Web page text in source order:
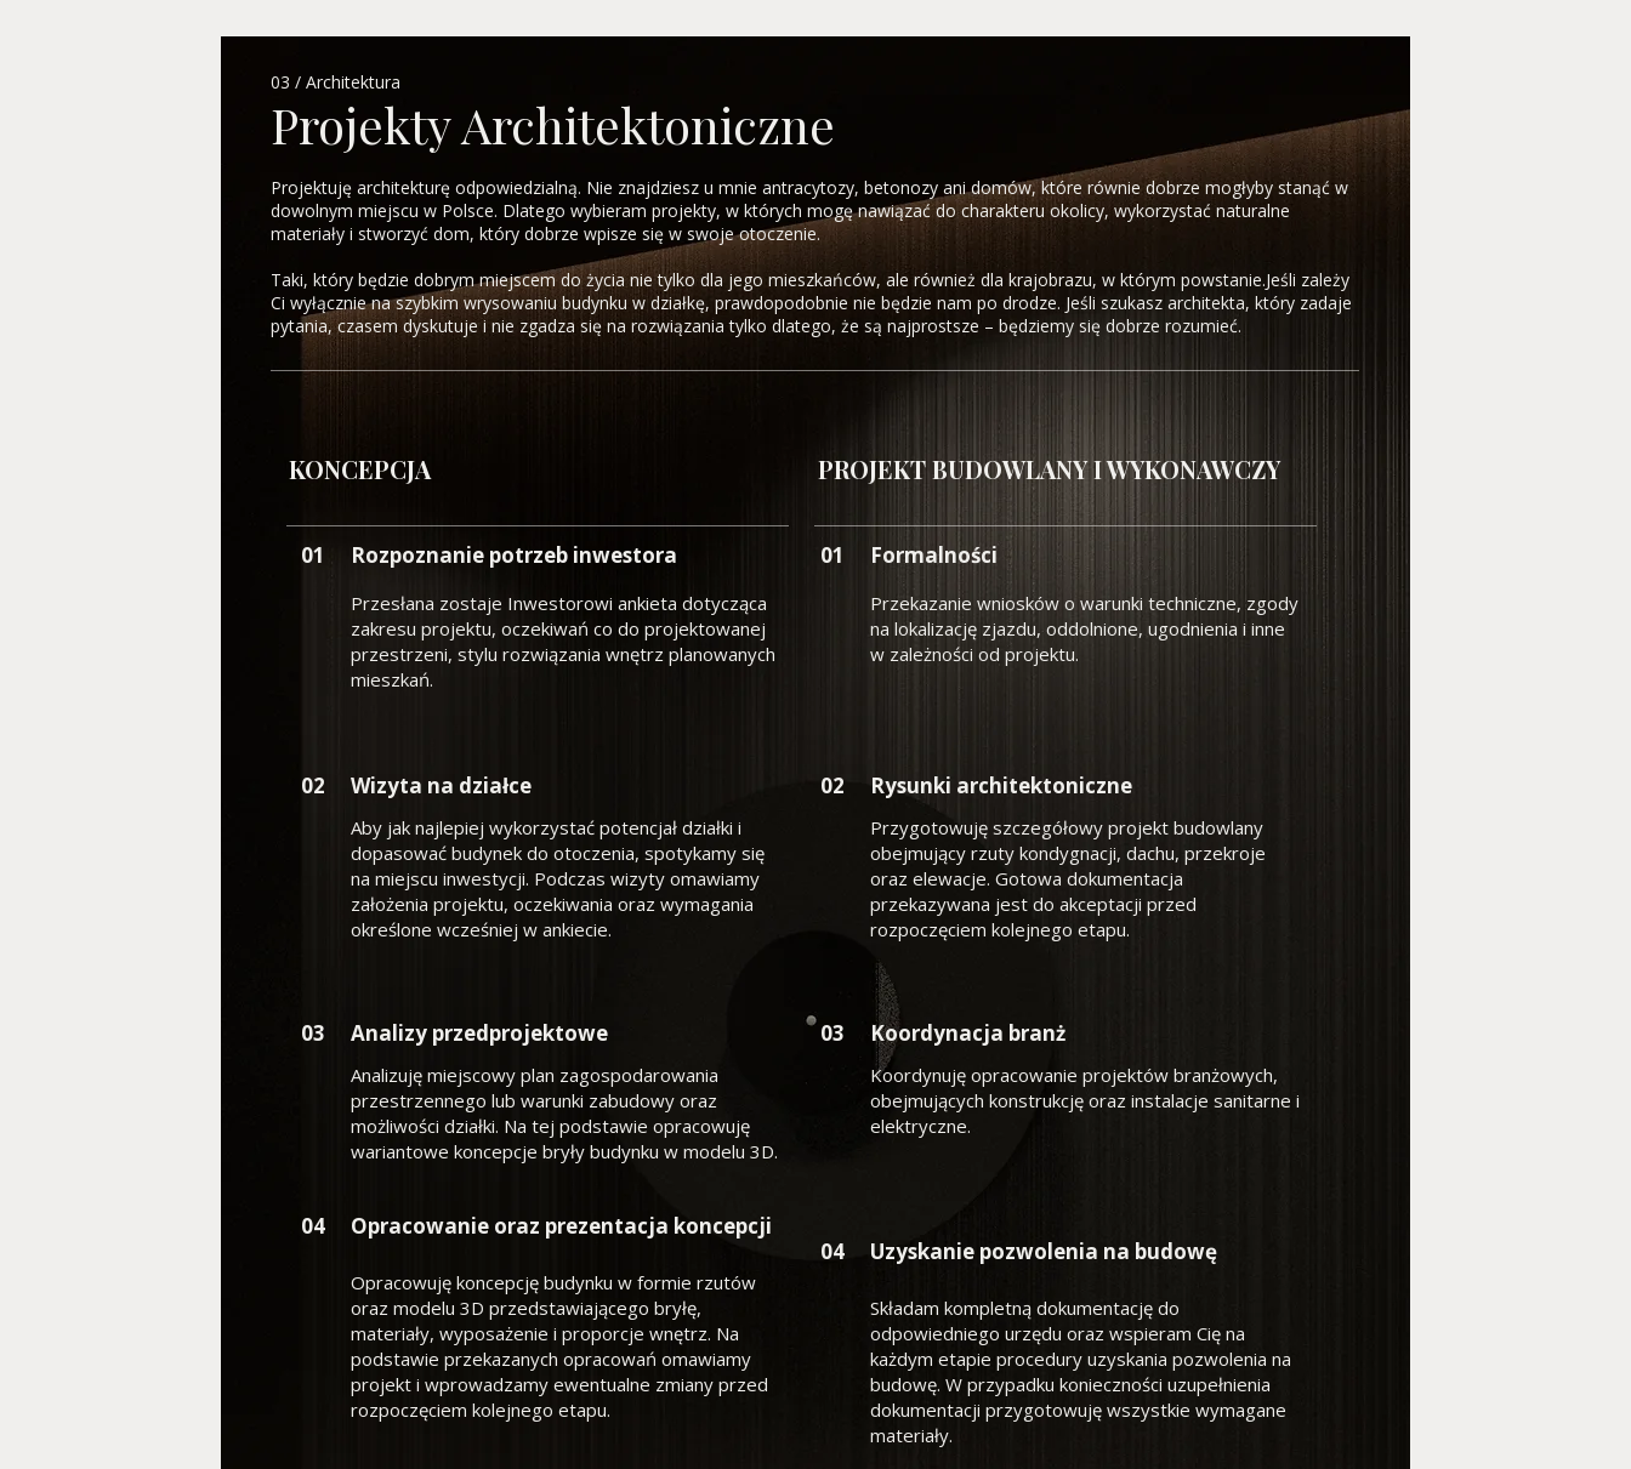
03 / Architektura
Projekty Architektoniczne
Projektuję architekturę odpowiedzialną. Nie znajdziesz u mnie antracytozy, betonozy ani domów, które równie dobrze mogłyby stanąć w
dowolnym miejscu w Polsce. Dlatego wybieram projekty, w których mogę nawiązać do charakteru okolicy, wykorzystać naturalne
materiały i stworzyć dom, który dobrze wpisze się w swoje otoczenie.
Taki, który będzie dobrym miejscem do życia nie tylko dla jego mieszkańców, ale również dla krajobrazu, w którym powstanie.Jeśli zależy
Ci wyłącznie na szybkim wrysowaniu budynku w działkę, prawdopodobnie nie będzie nam po drodze. Jeśli szukasz architekta, który zadaje
pytania, czasem dyskutuje i nie zgadza się na rozwiązania tylko dlatego, że są najprostsze – będziemy się dobrze rozumieć.
KONCEPCJA PROJEKT BUDOWLANY I WYKONAWCZY
01 Rozpoznanie potrzeb inwestora
Przesłana zostaje Inwestorowi ankieta dotycząca
zakresu projektu, oczekiwań co do projektowanej
przestrzeni, stylu rozwiązania wnętrz planowanych
mieszkań.
02 Wizyta na działce
Aby jak najlepiej wykorzystać potencjał działki i
dopasować budynek do otoczenia, spotykamy się
na miejscu inwestycji. Podczas wizyty omawiamy
założenia projektu, oczekiwania oraz wymagania
określone wcześniej w ankiecie.
03 Analizy przedprojektowe
Analizuję miejscowy plan zagospodarowania
przestrzennego lub warunki zabudowy oraz
możliwości działki. Na tej podstawie opracowuję
wariantowe koncepcje bryły budynku w modelu 3D.
04 Opracowanie oraz prezentacja koncepcji
Opracowuję koncepcję budynku w formie rzutów
oraz modelu 3D przedstawiającego bryłę,
materiały, wyposażenie i proporcje wnętrz. Na
podstawie przekazanych opracowań omawiamy
projekt i wprowadzamy ewentualne zmiany przed
rozpoczęciem kolejnego etapu.
01 Formalności
Przekazanie wniosków o warunki techniczne, zgody
na lokalizację zjazdu, oddolnione, ugodnienia i inne
w zależności od projektu.
02 Rysunki architektoniczne
Przygotowuję szczegółowy projekt budowlany
obejmujący rzuty kondygnacji, dachu, przekroje
oraz elewacje. Gotowa dokumentacja
przekazywana jest do akceptacji przed
rozpoczęciem kolejnego etapu.
03 Koordynacja branż
Koordynuję opracowanie projektów branżowych,
obejmujących konstrukcję oraz instalacje sanitarne i
elektryczne.
04 Uzyskanie pozwolenia na budowę
Składam kompletną dokumentację do
odpowiedniego urzędu oraz wspieram Cię na
każdym etapie procedury uzyskania pozwolenia na
budowę. W przypadku konieczności uzupełnienia
dokumentacji przygotowuję wszystkie wymagane
materiały.